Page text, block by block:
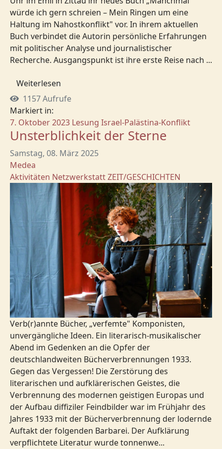
würde ich gern schreien – Mein Ringen um eine
Haltung im Nahostkonflikt" vor. In ihrem aktuellen
Buch verbindet die Autorin persönliche Erfahrungen
mit politischer Analyse und journalistischer
Recherche. Ausgangspunkt ist ihre erste Reise nach ...
Weiterlesen
1157 Aufrufe
Markiert in:
7. Oktober 2023 Lesung Israel-Palästina-Konflikt
Unsterblichkeit der Sterne
Samstag, 08. März 2025
Medea
Aktivitäten NetzwerkstattZEIT/GESCHICHTEN
Verb(r)annte Bücher, „verfemte" Komponisten,
unvergängliche Ideen. Ein literarisch-musikalischer
Abend im Gedenken an die Opfer der
deutschlandweiten Bücherverbrennungen 1933.
Gegen das Vergessen! Die Zerstörung des
literarischen und aufklärerischen Geistes, die
Verbrennung des modernen geistigen Europas und
der Aufbau diffiziler Feindbilder war im Frühjahr des
Jahres 1933 mit der Bücherverbrennung der lodernde
Auftakt der folgenden Barbarei. Der Aufklärung
verpflichtete Literatur wurde tonnenwe...